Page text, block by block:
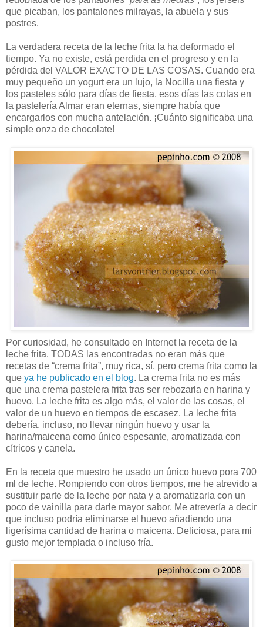
que picaban, los pantalones milrayas, la abuela y sus
postres.
La verdadera receta de la leche frita la ha deformado el
tiempo. Ya no existe, está perdida en el progreso y en la
pérdida del VALOR EXACTO DE LAS COSAS. Cuando era
muy pequeño un yogurt era un lujo, la Nocilla una fiesta y
los pasteles sólo para días de fiesta, esos días las colas en
la pastelería Almar eran eternas, siempre había que
encargarlos con mucha antelación. ¡Cuánto significaba una
simple onza de chocolate!
Por curiosidad, he consultado en Internet la receta de la
leche frita. TODAS las encontradas no eran más que
recetas de “crema frita”, muy rica, sí, pero crema frita como la
que ya he publicado en el blog. La crema frita no es más
que una crema pastelera frita tras ser rebozarla en harina y
huevo. La leche frita es algo más, el valor de las cosas, el
valor de un huevo en tiempos de escasez. La leche frita
debería, incluso, no llevar ningún huevo y usar la
harina/maicena como único espesante, aromatizada con
cítricos y canela.
En la receta que muestro he usado un único huevo pora 700
ml de leche. Rompiendo con otros tiempos, me he atrevido a
sustituir parte de la leche por nata y a aromatizarla con un
poco de vainilla para darle mayor sabor. Me atrevería a decir
que incluso podría eliminarse el huevo añadiendo una
ligerísima cantidad de harina o maicena. Deliciosa, para mi
gusto mejor templada o incluso fría.